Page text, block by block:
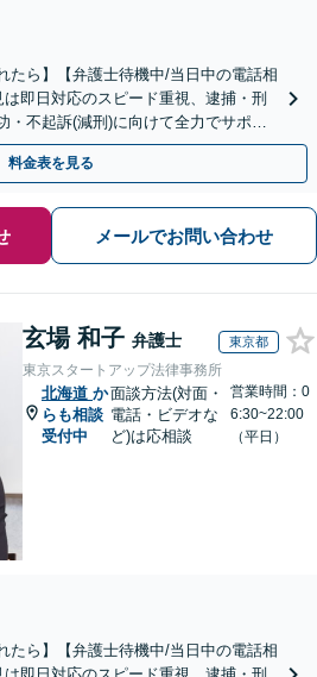
たら】【弁護士待機中/当日中の電話相
即日対応のスピード重視、逮捕・刑
・不起訴(減刑)に向けて全力でサポー
門】
料金表を見る
メールでお問い合わせ
玄場 和子 弁護士 東京都
東京スタートアップ法律事務所
北海道 か
らも相談
受付中
面談方法(対面・
電話・ビデオな
ど)は応相談
営業時間：0
6:30~22:00
（平日）
たら】【弁護士待機中/当日中の電話相